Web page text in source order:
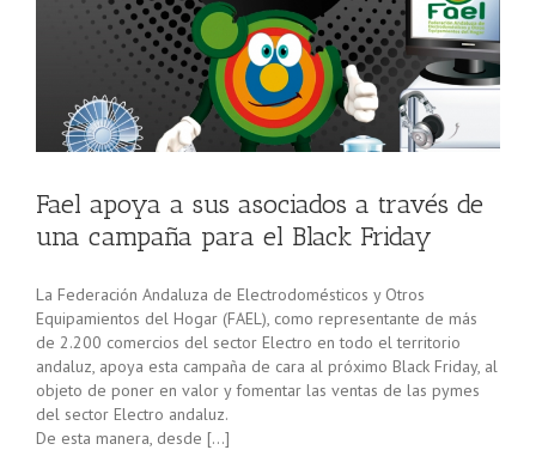
Fael apoya a sus asociados a través de
una campaña para el Black Friday
La Federación Andaluza de Electrodomésticos y Otros
Equipamientos del Hogar (FAEL), como representante de más
de 2.200 comercios del sector Electro en todo el territorio
andaluz, apoya esta campaña de cara al próximo Black Friday, al
objeto de poner en valor y fomentar las ventas de las pymes
del sector Electro andaluz.
De esta manera, desde […]